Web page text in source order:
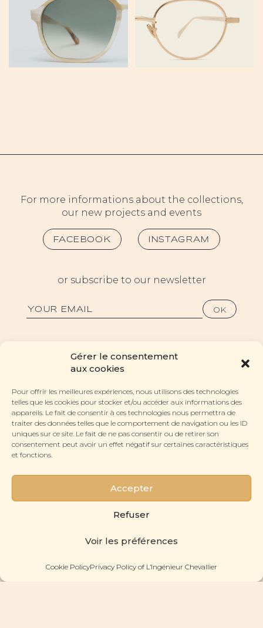
Gérer le consentement
aux cookies
Pour offrir les meilleures expériences, nous utilisons des technologies
telles que les cookies pour stocker et/ou accéder aux informations des
appareils. Le fait de consentir à ces technologies nous permettra de
traiter des données telles que le comportement de navigation ou les ID
uniques sur ce site. Le fait de ne pas consentir ou de retirer son
consentement peut avoir un effet négatif sur certaines caractéristiques
et fonctions.
Accepter
Refuser
Voir les préférences
Cookie PolicyPrivacy Policy of L’Ingénieur Chevallier
MAKE AN APPOINTMENT
GL 208
For more informations about the collections,
our new projects and events
FACEBOOK INSTAGRAM
or subscribe to our newsletter
SECTIONS
Eyeglasses
The Workshop
CONTACT
The Gazette
The Press Review
FOLLOW US
Instagram
Sitemap.
Legal Notice & Credits